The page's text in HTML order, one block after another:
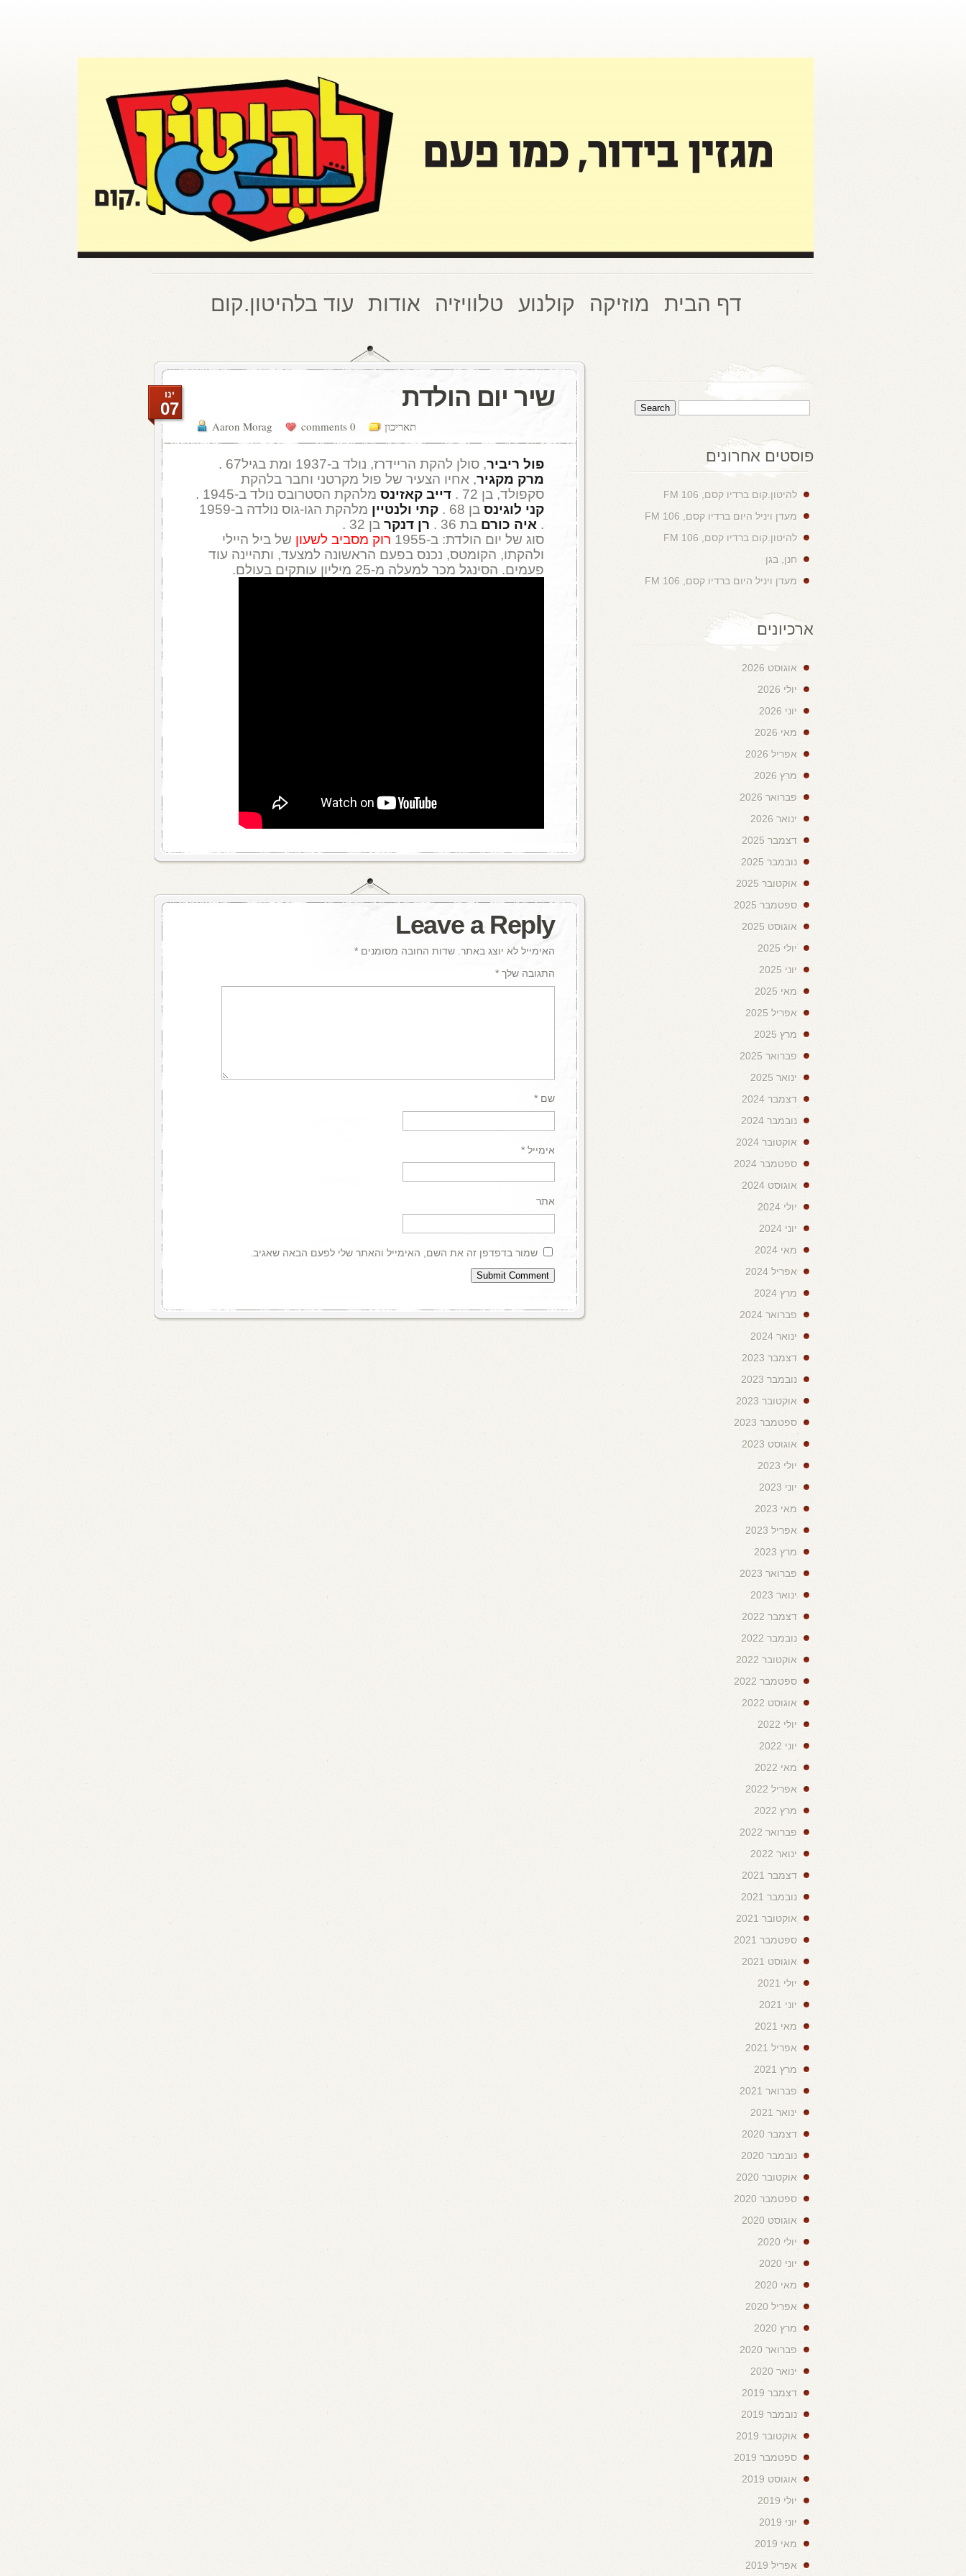
דף הבית מוזיקה קולנוע טלוויזיה אודות עוד בלהיטון.קום
שיר יום הולדת
Aaron Morag 0 comments תאריכון
ינו
07
פול ריביר, סולן להקת הריידרז, נולד ב-1937 ומת בגיל67 .
מרק מקגיר, אחיו הצעיר של פול מקרטני וחבר בלהקת
סקפולד, בן 72 .
דייב קאזינס מלהקת הסטרובס נולד ב-1945 .
קני לוגינס בן 68 . קתי ולנטיין
מלהקת הגו-גוס נולדה ב-1959
. איה כורם בת 36 . רן דנקר בן 32 .
סוג של יום הולדת: ב-1955
רוק מסביב לשעון של ביל היילי
ולהקתו, הקומטס, נכנס בפעם הראשונה למצעד, ותהיינה עוד
פעמים. הסינגל מכר למעלה מ-25 מיליון עותקים בעולם.
Leave a Reply
האימייל לא יוצג באתר. שדות החובה מסומנים *
התגובה שלך *
שם *
אימייל *
אתר
שמור בדפדפן זה את השם, האימייל והאתר שלי לפעם הבאה שאגיב.
פוסטים אחרונים
להיטון.קום ברדיו קסם, 106 FM
מעדן ויניל היום ברדיו קסם, 106 FM
להיטון.קום ברדיו קסם, 106 FM
חנן, בגן
מעדן ויניל היום ברדיו קסם, 106 FM
ארכיונים
אוגוסט 2026
יולי 2026
יוני 2026
מאי 2026
אפריל 2026
מרץ 2026
פברואר 2026
ינואר 2026
דצמבר 2025
נובמבר 2025
אוקטובר 2025
ספטמבר 2025
אוגוסט 2025
יולי 2025
יוני 2025
מאי 2025
אפריל 2025
מרץ 2025
פברואר 2025
ינואר 2025
דצמבר 2024
נובמבר 2024
אוקטובר 2024
ספטמבר 2024
אוגוסט 2024
יולי 2024
יוני 2024
מאי 2024
אפריל 2024
מרץ 2024
פברואר 2024
ינואר 2024
דצמבר 2023
נובמבר 2023
אוקטובר 2023
ספטמבר 2023
אוגוסט 2023
יולי 2023
יוני 2023
מאי 2023
אפריל 2023
מרץ 2023
פברואר 2023
ינואר 2023
דצמבר 2022
נובמבר 2022
אוקטובר 2022
ספטמבר 2022
אוגוסט 2022
יולי 2022
יוני 2022
מאי 2022
אפריל 2022
מרץ 2022
פברואר 2022
ינואר 2022
דצמבר 2021
נובמבר 2021
אוקטובר 2021
ספטמבר 2021
אוגוסט 2021
יולי 2021
יוני 2021
מאי 2021
אפריל 2021
מרץ 2021
פברואר 2021
ינואר 2021
דצמבר 2020
נובמבר 2020
אוקטובר 2020
ספטמבר 2020
אוגוסט 2020
יולי 2020
יוני 2020
מאי 2020
אפריל 2020
מרץ 2020
פברואר 2020
ינואר 2020
דצמבר 2019
נובמבר 2019
אוקטובר 2019
ספטמבר 2019
אוגוסט 2019
יולי 2019
יוני 2019
מאי 2019
אפריל 2019